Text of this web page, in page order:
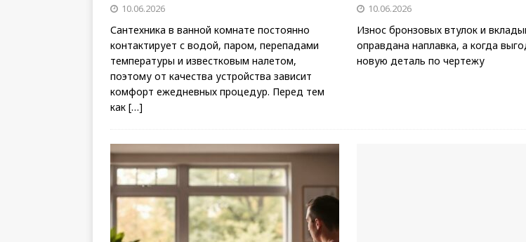
10.06.2026
Сантехника в ванной комнате постоянно
контактирует с водой, паром, перепадами
температуры и известковым налетом,
поэтому от качества устройства зависит
комфорт ежедневных процедур. Перед тем
как […]
10.06.2026
Износ бронзовых втулок и
оправдана наплавка, а когда
новую деталь по чертежу